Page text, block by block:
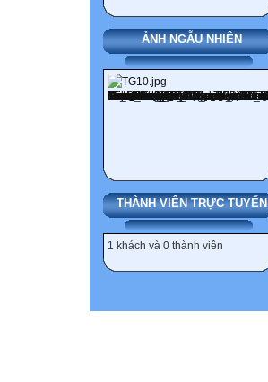
ẢNH NGẪU NHIÊN
THÀNH VIÊN TRỰC TUYẾN
1 khách và 0 thành viên